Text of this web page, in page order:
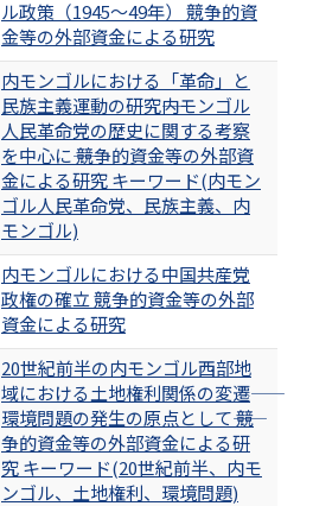
ル政策（1945～49年） 競争的資
金等の外部資金による研究
内モンゴルにおける「革命」と
民族主義運動の研究――内モンゴル
人民革命党の歴史に関する考察
を中心に―― 競争的資金等の外部資
金による研究 キーワード(内モン
ゴル人民革命党、民族主義、内
モンゴル)
内モンゴルにおける中国共産党
政権の確立 競争的資金等の外部
資金による研究
20世紀前半の内モンゴル西部地
域における土地権利関係の変遷――
環境問題の発生の原点として―― 競
争的資金等の外部資金による研
究 キーワード(20世紀前半、内モ
ンゴル、土地権利、環境問題)